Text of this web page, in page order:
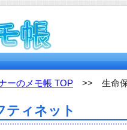
ーのメモ帳 TOP >> 生命保
ティネット